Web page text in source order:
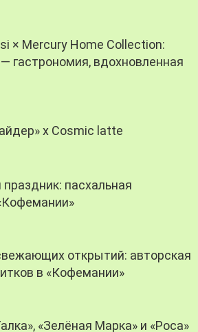
× Mercury Home Collection:
гастрономия, вдохновленная
х Cosmic latte
пасхальная
открытий: авторская
в «Кофемании»
«Зелёная Марка» и «Роса»